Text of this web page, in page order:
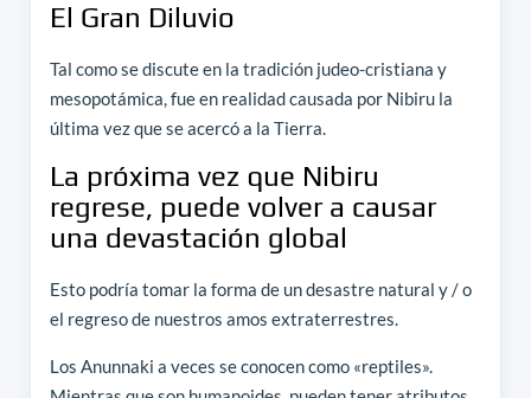
El Gran Diluvio
Tal como se discute en la tradición judeo-cristiana y
mesopotámica, fue en realidad causada por Nibiru la
última vez que se acercó a la Tierra.
La próxima vez que Nibiru
regrese, puede volver a causar
una devastación global
Esto podría tomar la forma de un desastre natural y / o
el regreso de nuestros amos extraterrestres.
Los Anunnaki a veces se conocen como «reptiles».